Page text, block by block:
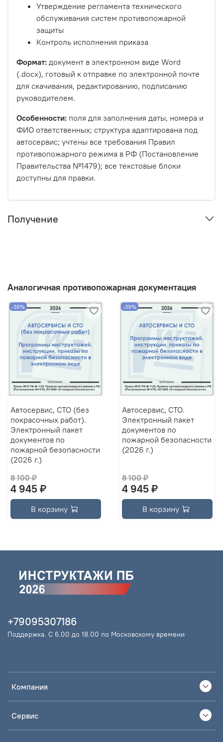
Утверждение регламента технического
обслуживания систем противопожарной
защиты
Контроль исполнения приказа
Формат: документ в электронном виде Word
(.docx), готовый к отправке по электронной почте
для скачивания, редактированию, подписанию
руководителем.
Особенности: поля для заполнения даты, номера и
ФИО ответственных; структура адаптирована под
автосервис; учтены все требования Правил
противопожарного режима в РФ (Постановление
Правительства №1479); все текстовые блоки
доступны для правки.
Получение
Аналогичная противопожарная документация
-39%
Автосервис, СТО (без
покрасочных работ).
Электронный пакет
документов по
пожарной безопасности
(2026 г.)
8 100 ₽
4 945 ₽
В корзину
-39%
Автосервис, СТО.
Электронный пакет
документов по
пожарной безопасности
(2026 г.)
8 100 ₽
4 945 ₽
В корзину
Компания
Сервис
+79095307186
Поддержка. С 6.00 до 18.00 по Московскому времени